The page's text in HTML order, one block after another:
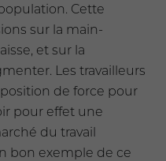
Cette
sur la main-
et sur la
Les travailleurs
de force pour
pour effet une
du travail
bon exemple de ce